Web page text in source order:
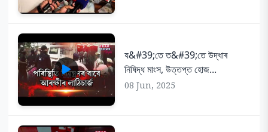
য&#39;তে ত&#39;তে উদ্ধাৰ
নিষিদ্ধ মাংস, উত্তপ্ত হোজ...
08 Jun, 2025